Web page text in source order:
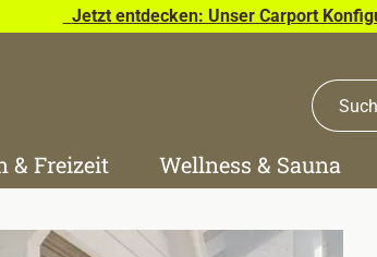
Jetzt entdecken: Unser Carport
& Freizeit Wellness & Sauna